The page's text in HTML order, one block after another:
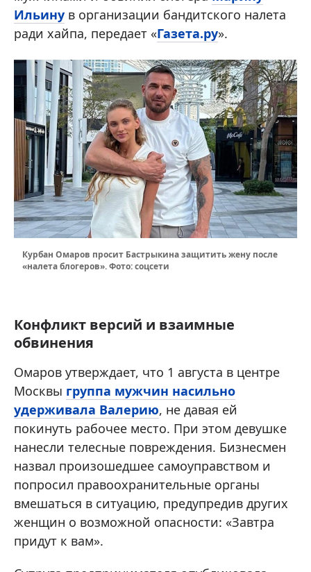
Ильину в организации бандитского налета
ради хайпа, передает «Газета.ру».
Курбан Омаров просит Бастрыкина защитить жену после
«налета блогеров». Фото: соцсети
Конфликт версий и взаимные
обвинения
Омаров утверждает, что 1 августа в центре
Москвы группа мужчин насильно
удерживала Валерию, не давая ей
покинуть рабочее место. При этом девушке
нанесли телесные повреждения. Бизнесмен
назвал произошедшее самоуправством и
попросил правоохранительные органы
вмешаться в ситуацию, предупредив других
женщин о возможной опасности: «Завтра
придут к вам».